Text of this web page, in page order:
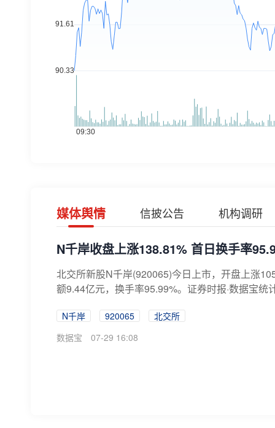
媒体舆情 信披公告 机构调研
N千岸收盘上涨138.81% 首日换手率
北交所新股N千岸(920065)今日上市，开盘上涨
额9.44亿元，换手率95.99%。证券时报·数据宝统
N千岸 920065
北交所
数据宝
07-29 16:08